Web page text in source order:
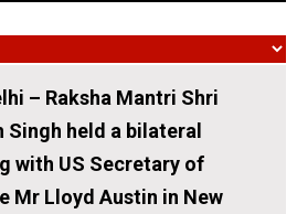
– Raksha Mantri Shri
Singh held a bilateral
with US Secretary of
Mr Lloyd Austin in New